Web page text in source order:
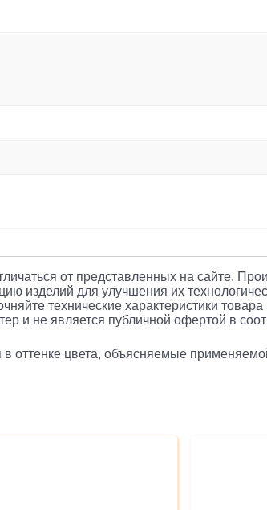
от представленных на сайте.
изделий для улучшения их
технические характеристики
и не является публичной офертой в
оттенке цвета, объясняемые